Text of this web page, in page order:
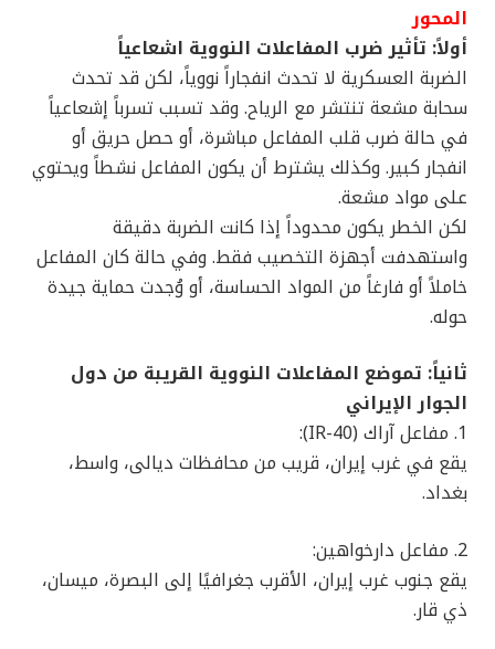
المحور
أولاً: تأثير ضرب المفاعلات النووية اشعاعياً
الضربة العسكرية لا تحدث انفجاراً نووياً، لكن قد تحدث
سحابة مشعة تنتشر مع الرياح. وقد تسبب تسرباً إشعاعياً
في حالة ضرب قلب المفاعل مباشرة، أو حصل حريق أو
انفجار كبير. وكذلك يشترط أن يكون المفاعل نشطاً ويحتوي
على مواد مشعة.
لكن الخطر يكون محدوداً إذا كانت الضربة دقيقة
واستهدفت أجهزة التخصيب فقط. وفي حالة كان المفاعل
خاملاً أو فارغاً من المواد الحساسة، أو وُجدت حماية جيدة
حوله.
ثانياً: تموضع المفاعلات النووية القريبة من دول
الجوار الإيراني
1. مفاعل آراك (IR-40):
يقع في غرب إيران، قريب من محافظات ديالى، واسط،
بغداد.
2. مفاعل دارخواهين:
يقع جنوب غرب إيران، الأقرب جغرافيًا إلى البصرة، ميسان،
ذي قار.